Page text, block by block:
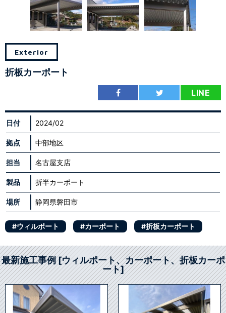
Exterior
折板カーポート
LINE
日付 2024/02
拠点 中部地区
担当 名古屋支店
製品 折半カーポート
場所 静岡県磐田市
#ウィルポート #カーポート #折板カーポート
最新施工事例 [ウィルポート、カーポート、折板カーポ
ート]